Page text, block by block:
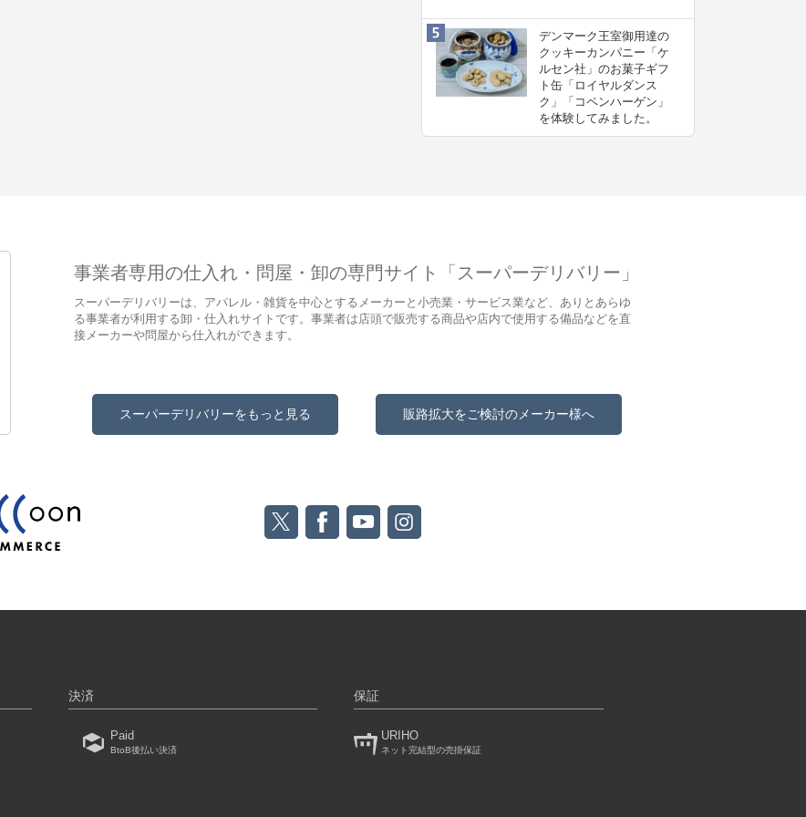
デンマーク王室御用達の
クッキーカンパニー「ケ
ルセン社」のお菓子ギフ
ト缶「ロイヤルダンス
ク」「コペンハーゲン」
を体験してみました。
事業者専用の仕入れ・問屋・卸の専門サイト「スーパーデリバリー」
スーパーデリバリーは、アパレル・雑貨を中心とするメーカーと小売業・サービス業など、ありとあらゆ
る事業者が利用する卸・仕入れサイトです。事業者は店頭で販売する商品や店内で使用する備品などを直
接メーカーや問屋から仕入れができます。
スーパーデリバリーをもっと見る 販路拡大をご検討のメーカー様へ
決済
Paid
BtoB後払い決済
保証
URIHO
ネット完結型の売掛保証